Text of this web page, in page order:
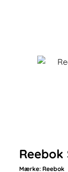
Reebok
Mærke: Reebok